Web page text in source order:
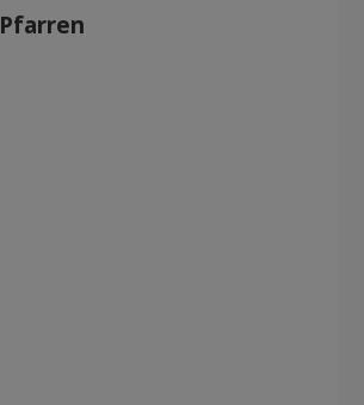
Sep 2025
Pfarren